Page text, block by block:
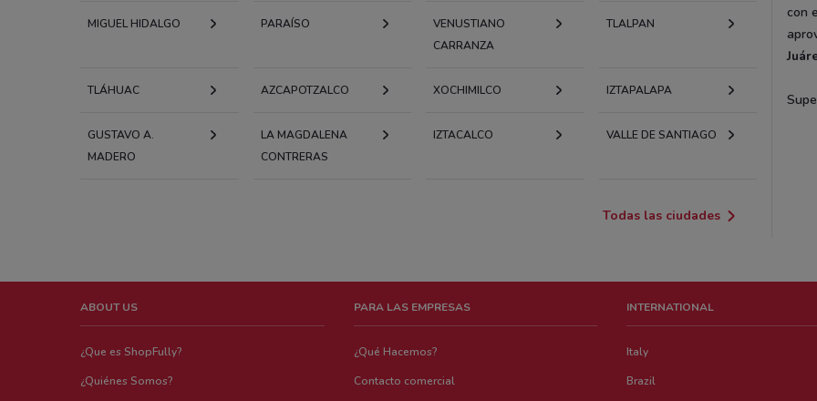
MIGUEL HIDALGO PARAÍSO
VENUSTIANO
CARRANZA
TLALPAN
TLÁHUAC AZCAPOTZALCO XOCHIMILCO IZTAPALAPA
GUSTAVO A.
MADERO
LA MAGDALENA
CONTRERAS
IZTACALCO VALLE DE SANTIAGO
Todas las ciudades
con
ABOUT US
¿Que es ShopFully?
¿Quiénes Somos?
PARA LAS EMPRESAS
¿Qué Hacemos?
Contacto comercial
INTERNATIONAL
Italy
Brazil